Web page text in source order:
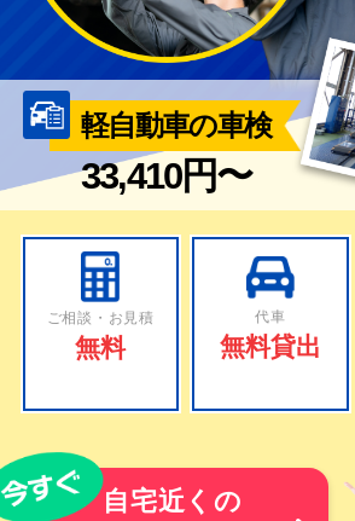
軽自動車の車検
33,410円〜
ご相談・お見積
無料
代車
無料貸出
自宅近くの